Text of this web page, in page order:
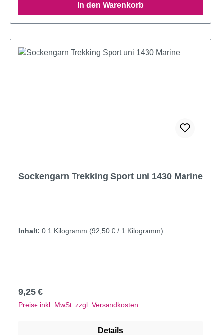
In den Warenkorb
Sockengarn Trekking Sport uni 1430 Marine
Inhalt: 0.1 Kilogramm (92,50 € / 1 Kilogramm)
Regulärer Preis:
9,25 €
Preise inkl. MwSt. zzgl. Versandkosten
Details